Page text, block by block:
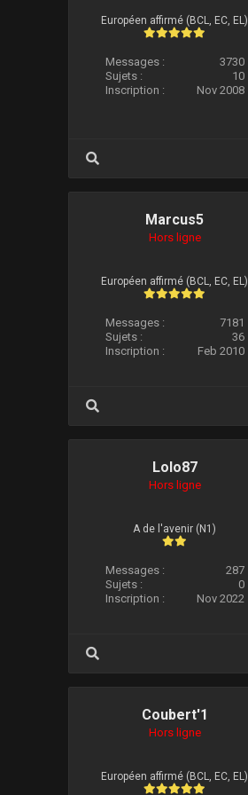
Européen affirmé (BCL, EC, EL)
Messages :
3730
Sujets :
10
Inscription :
Nov 2008
Marcus5
Hors ligne
Européen affirmé (BCL, EC, EL)
Messages :
7181
Sujets :
36
Inscription :
Feb 2010
Lolo87
Hors ligne
A de l'avenir (N1)
Messages :
287
Sujets :
0
Inscription :
Nov 2022
Coubert'1
Hors ligne
Européen affirmé (BCL, EC, EL)